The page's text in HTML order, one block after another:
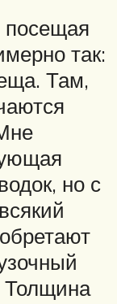
так:
Там,
но с
Толщина